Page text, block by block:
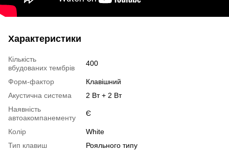
Характеристики
Кількість
вбудованих тембрів
400
Форм-фактор
Клавішний
Акустична система
2 Вт + 2 Вт
Наявність
автоакомпанементу
Є
Колір
White
Тип клавиш
Рояльного типу